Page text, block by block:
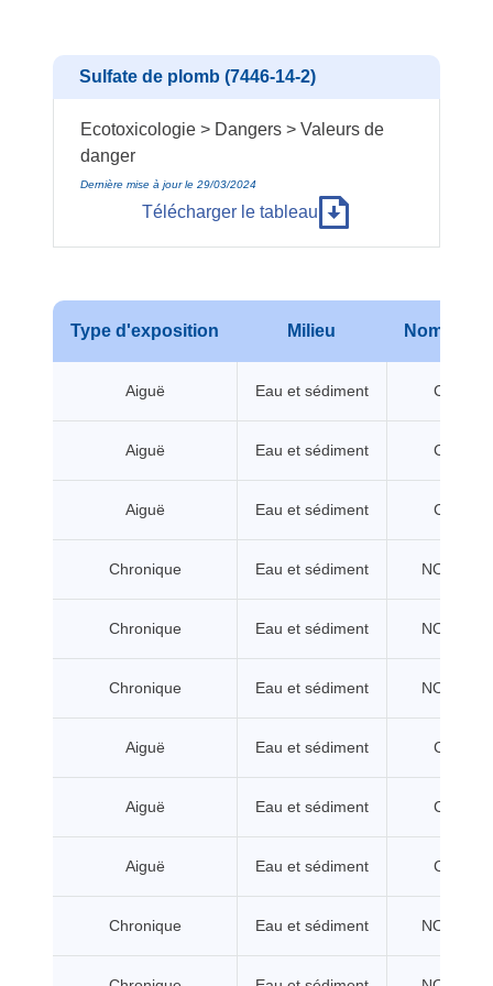
Sulfate de plomb (7446-14-2)
Ecotoxicologie > Dangers > Valeurs de
danger
Dernière mise à jour le 29/03/2024
Télécharger le tableau
Type d'exposition Milieu Nom de
Aiguë Eau et sédiment CL/
Aiguë Eau et sédiment CL/
Aiguë Eau et sédiment CL/
Chronique Eau et sédiment NOEC/
Chronique Eau et sédiment NOEC/
Chronique Eau et sédiment NOEC/
Aiguë Eau et sédiment CL/
Aiguë Eau et sédiment CL/
Aiguë Eau et sédiment CL/
Chronique Eau et sédiment NOEC/